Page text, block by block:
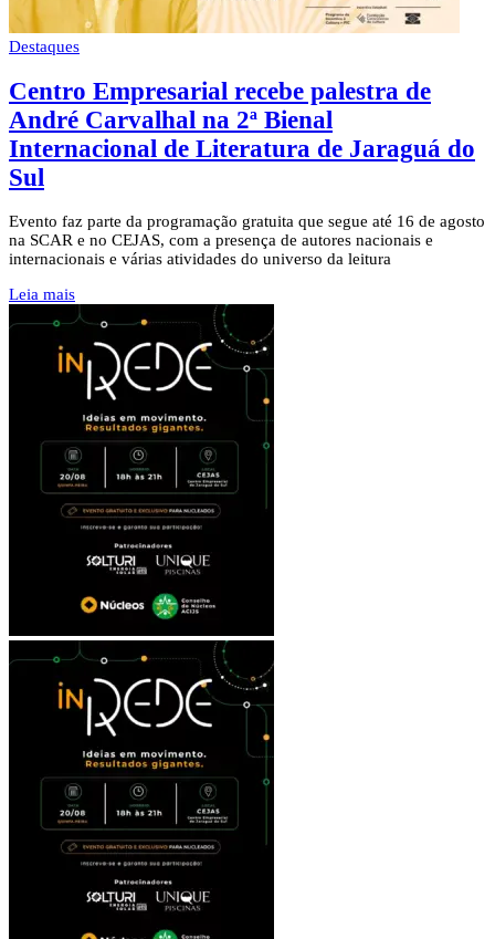
Destaques
Centro Empresarial recebe palestra de
André Carvalhal na 2ª Bienal
Internacional de Literatura de Jaraguá do
Sul
Evento faz parte da programação gratuita que segue até 16 de agosto
na SCAR e no CEJAS, com a presença de autores nacionais e
internacionais e várias atividades do universo da leitura
Leia mais